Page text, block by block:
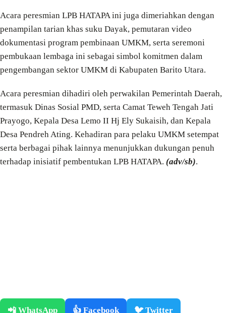
Acara peresmian LPB HATAPA ini juga dimeriahkan dengan
penampilan tarian khas suku Dayak, pemutaran video
dokumentasi program pembinaan UMKM, serta seremoni
pembukaan lembaga ini sebagai simbol komitmen dalam
pengembangan sektor UMKM di Kabupaten Barito Utara.
Acara peresmian dihadiri oleh perwakilan Pemerintah Daerah,
termasuk Dinas Sosial PMD, serta Camat Teweh Tengah Jati
Prayogo, Kepala Desa Lemo II Hj Ely Sukaisih, dan Kepala
Desa Pendreh Ating. Kehadiran para pelaku UMKM setempat
serta berbagai pihak lainnya menunjukkan dukungan penuh
terhadap inisiatif pembentukan LPB HATAPA. (adv/sb).
📲 WhatsApp 👍 Facebook 🐦 Twitter